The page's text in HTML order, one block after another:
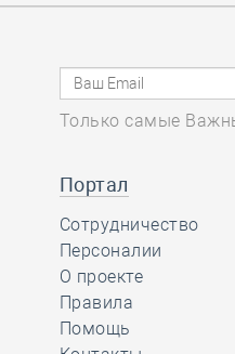
в сентябре в
государственном
университете
05.08, 10:15
Северной столицы
брак, допущенный её
Только самые
Портал
Сотрудничество
Персоналии
О проекте
Правила
Помощь